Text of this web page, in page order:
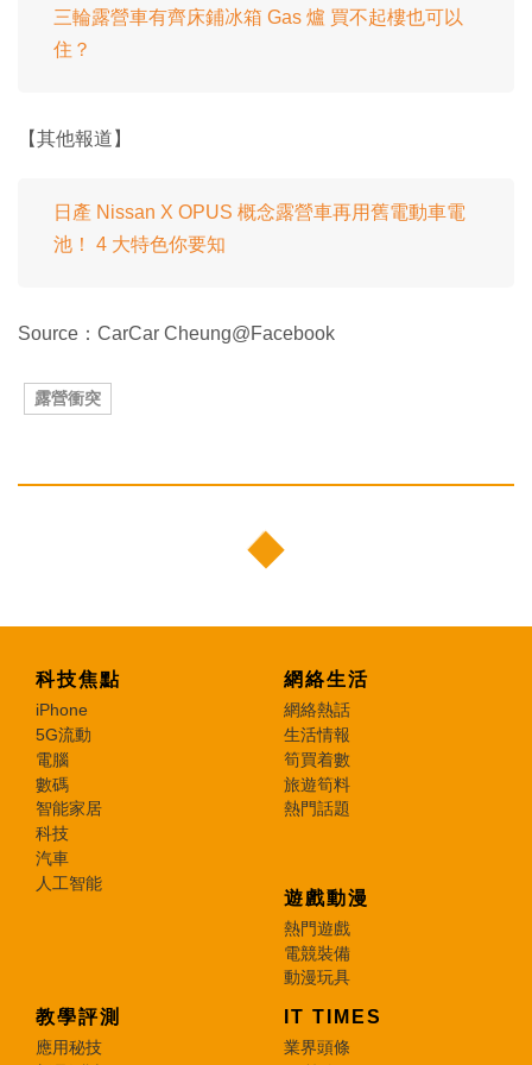
三輪露營車有齊床鋪冰箱 Gas 爐 買不起樓也可以
住？
【其他報道】
日產 Nissan X OPUS 概念露營車再用舊電動車電
池！ 4 大特色你要知
Source：CarCar Cheung@Facebook
露營衝突
科技焦點
iPhone
5G流動
電腦
數碼
智能家居
科技
汽車
人工智能
網絡生活
網絡熱話
生活情報
筍買着數
旅遊筍料
熱門話題
遊戲動漫
熱門遊戲
電競裝備
動漫玩具
教學評測
應用秘技
IT TIMES
業界頭條